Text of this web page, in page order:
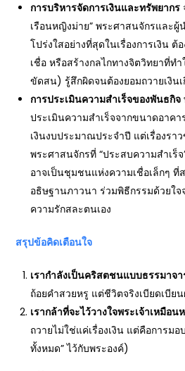
การบริหารจัดการเงินและทรัพยากร
เรือนหญิงม่าย” พระศาสนจักรและ
โปร่งใสอย่างที่สุดในเรื่องการเงิน
เชื่อ หรือสร้างกลไกทางจิตวิทยาที่ท
ขัดสน) รู้สึกผิดจนต้องยอมถวายเงิน
การประเมินความสำเร็จของพันธกิจ
ประเมินความสำเร็จจากขนาดอาค
เงินงบประมาณประจำปี แต่เรื่องรา
พระศาสนจักรที่ “ประสบความสำเร็
อาจเป็นชุมชนแห่งความเชื่อเล็กๆ
อธิษฐานภาวนา ร่วมพิธีกรรมด้วยใ
ความรักสละตนเอง
สรุปข้อคิดเตือนใจ
เรากำลังเป็นคริสตชนแบบธรรมาจา
ถ้อยคำสวยหรู แต่ชีวิตจริงเบียดเบีย
เรากล้าที่จะไว้วางใจพระเจ้าเหมือ
ถวายไม่ใช่แค่เรื่องเงิน แต่คือการมอ
ทั้งหมด” ไว้กับพระองค์)